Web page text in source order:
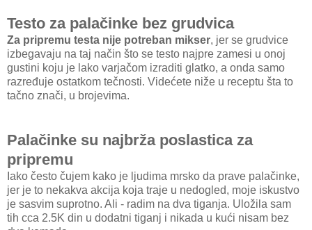
Testo za palačinke bez grudvica
Za pripremu testa nije potreban mikser, jer se grudvice
izbegavaju na taj način što se testo najpre zamesi u onoj
gustini koju je lako varjačom izraditi glatko, a onda samo
razređuje ostatkom tečnosti. Videćete niže u receptu šta to
tačno znači, u brojevima.
Palačinke su najbrža poslastica za
pripremu
Iako često čujem kako je ljudima mrsko da prave palačinke,
jer je to nekakva akcija koja traje u nedogled, moje iskustvo
je sasvim suprotno. Ali - radim na dva tiganja. Uložila sam
tih cca 2.5K din u dodatni tiganj i nikada u kući nisam bez